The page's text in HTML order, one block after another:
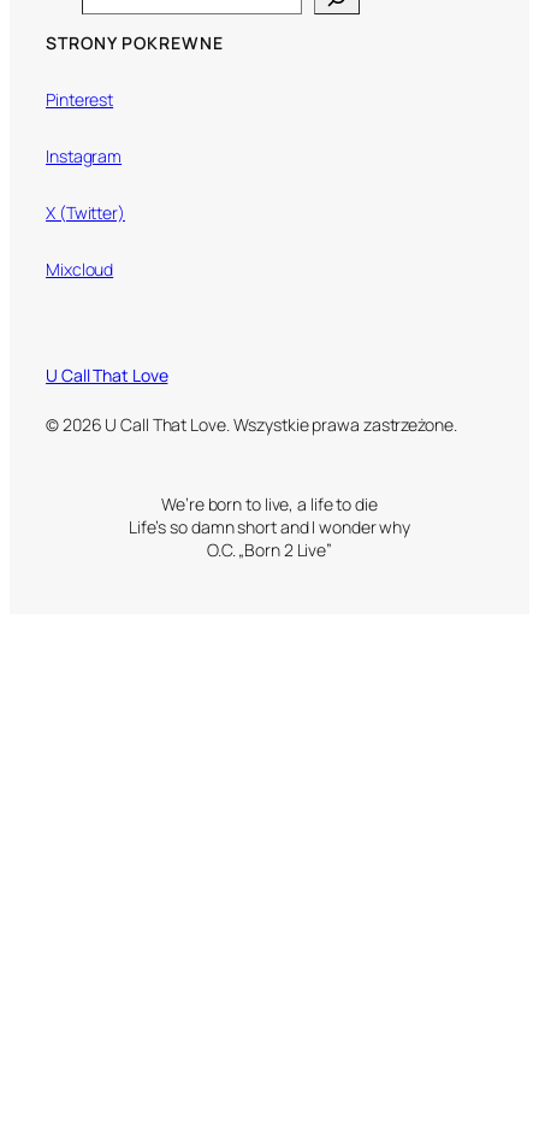
STRONY POKREWNE
Pinterest
Instagram
X (Twitter)
Mixcloud
U Call That Love
© 2026 U Call That Love. Wszystkie prawa zastrzeżone.
We’re born to live, a life to die
Life’s so damn short and I wonder why
O.C. „Born 2 Live”